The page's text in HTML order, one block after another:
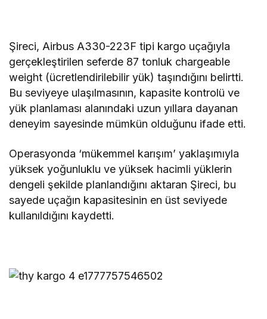
Şireci, Airbus A330-223F tipi kargo uçağıyla
gerçekleştirilen seferde 87 tonluk chargeable
weight (ücretlendirilebilir yük) taşındığını belirtti.
Bu seviyeye ulaşılmasının, kapasite kontrolü ve
yük planlaması alanındaki uzun yıllara dayanan
deneyim sayesinde mümkün olduğunu ifade etti.
Operasyonda ‘mükemmel karışım’ yaklaşımıyla
yüksek yoğunluklu ve yüksek hacimli yüklerin
dengeli şekilde planlandığını aktaran Şireci, bu
sayede uçağın kapasitesinin en üst seviyede
kullanıldığını kaydetti.